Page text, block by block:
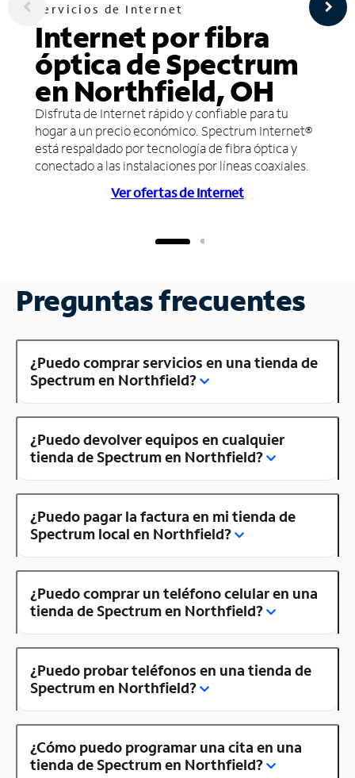
Servicios de Internet
Internet por fibra
óptica de Spectrum
en Northfield, OH
Disfruta de Internet rápido y confiable para tu
hogar a un precio económico. Spectrum Internet®
está respaldado por tecnología de fibra óptica y
conectado a las instalaciones por líneas coaxiales.
Ver ofertas de Internet
Preguntas frecuentes
¿Puedo comprar servicios en una tienda de
Spectrum en Northfield?
¿Puedo devolver equipos en cualquier
tienda de Spectrum en Northfield?
¿Puedo pagar la factura en mi tienda de
Spectrum local en Northfield?
¿Puedo comprar un teléfono celular en una
tienda de Spectrum en Northfield?
¿Puedo probar teléfonos en una tienda de
Spectrum en Northfield?
¿Cómo puedo programar una cita en una
tienda de Spectrum en Northfield?